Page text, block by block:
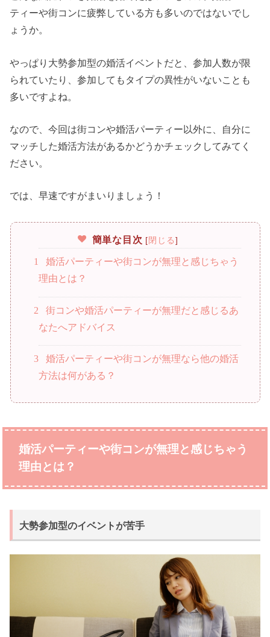
ティーや街コンに疲弊している方も多いのではないでし
ょうか。
やっぱり大勢参加型の婚活イベントだと、参加人数が限
られていたり、参加してもタイプの異性がいないことも
多いですよね。
なので、今回は街コンや婚活パーティー以外に、自分に
マッチした婚活方法があるかどうかチェックしてみてく
ださい。
では、早速ですがまいりましょう！
簡単な目次 [閉じる]
1
婚活パーティーや街コンが無理と感じちゃう
理由とは？
2
街コンや婚活パーティーが無理だと感じるあ
なたへアドバイス
3
婚活パーティーや街コンが無理なら他の婚活
方法は何がある？
婚活パーティーや街コンが無理と感じちゃう
理由とは？
大勢参加型のイベントが苦手